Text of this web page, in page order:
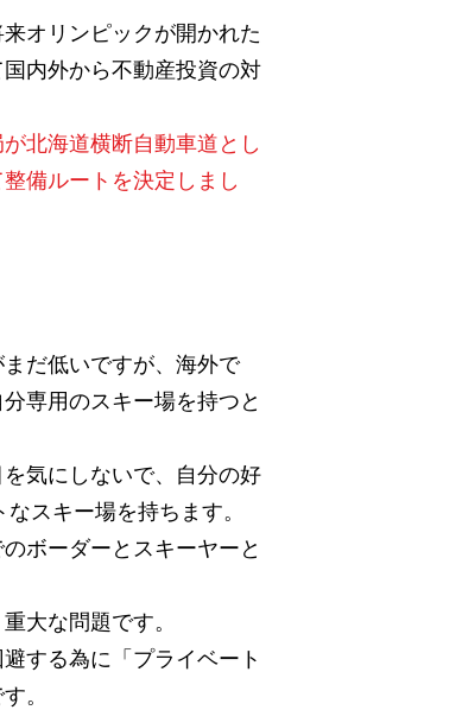
オリンピックが開かれた
内外から不動産投資の対
北海道横断自動車道とし
備ルートを決定しまし
だ低いですが、海外で
専用のスキー場を持つと
気にしないで、自分の好
スキー場を持ちます。
ボーダーとスキーヤーと
大な問題です。
する為に「プライベート
。